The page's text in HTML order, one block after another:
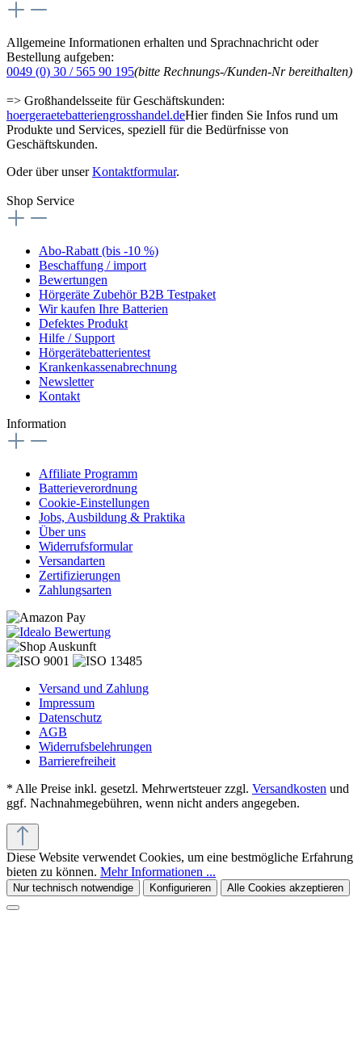
Allgemeine Informationen erhalten und Sprachnachricht oder
Bestellung aufgeben:
0049 (0) 30 / 565 90 195(bitte Rechnungs-/Kunden-Nr bereithalten)
=> Großhandelsseite für Geschäftskunden:
hoergeraetebatteriengrosshandel.deHier finden Sie Infos rund um
Produkte und Services, speziell für die Bedürfnisse von
Geschäftskunden.
Oder über unserKontaktformular.
Shop Service
Abo-Rabatt (bis -10 %)
Beschaffung / import
Bewertungen
Hörgeräte Zubehör B2B Testpaket
Wir kaufen Ihre Batterien
Defektes Produkt
Hilfe / Support
Hörgerätebatterientest
Krankenkassenabrechnung
Newsletter
Kontakt
Information
Affiliate Programm
Batterieverordnung
Cookie-Einstellungen
Jobs, Ausbildung & Praktika
Über uns
Widerrufsformular
Versandarten
Zertifizierungen
Zahlungsarten
Versand und Zahlung
Impressum
Datenschutz
AGB
Widerrufsbelehrungen
Barrierefreiheit
* Alle Preise inkl. gesetzl. Mehrwertsteuer zzgl. Versandkosten und
ggf. Nachnahmegebühren, wenn nicht anders angegeben.
Diese Website verwendet Cookies, um eine bestmögliche Erfahrung
bieten zu können. Mehr Informationen ...
Nur technisch notwendige Konfigurieren Alle Cookies akzeptieren